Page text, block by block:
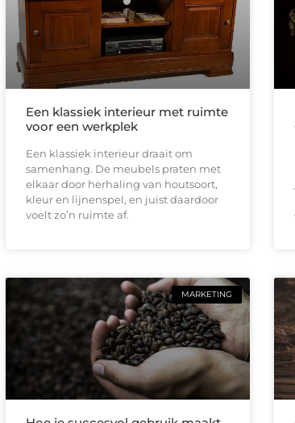
Een klassiek interieur met ruimte
voor een werkplek
Een klassiek interieur draait om
samenhang. De meubels praten met
elkaar door herhaling van houtsoort,
kleur en lijnenspel, en juist daardoor
voelt zo’n ruimte af.
MARKETING